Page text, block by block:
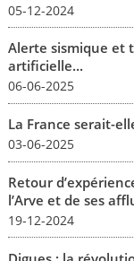
05-12-2024
Alerte sismique et
artificielle...
06-06-2025
La France serait-
03-06-2025
Retour
l’Arve et de ses
19-12-2024